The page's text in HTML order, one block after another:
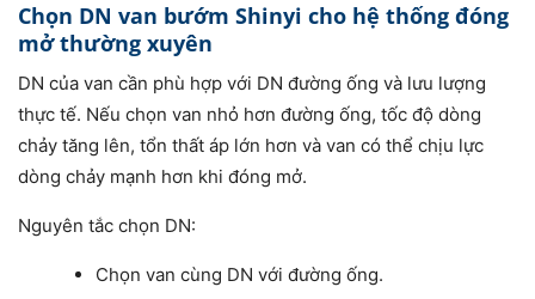
Chọn DN van bướm Shinyi cho hệ thống đóng
mở thường xuyên
DN của van cần phù hợp với DN đường ống và lưu lượng
thực tế. Nếu chọn van nhỏ hơn đường ống, tốc độ dòng
chảy tăng lên, tổn thất áp lớn hơn và van có thể chịu lực
dòng chảy mạnh hơn khi đóng mở.
Nguyên tắc chọn DN:
Chọn van cùng DN với đường ống.